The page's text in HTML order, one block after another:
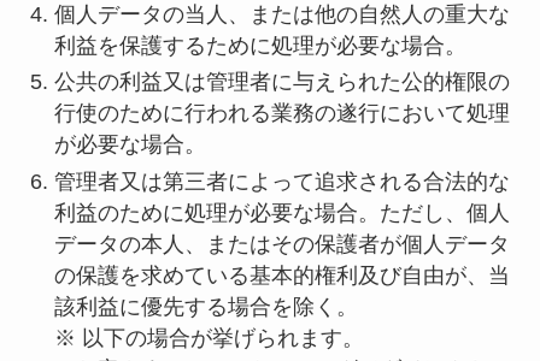
個人データの当人、または他の自然人の重大な
利益を保護するために処理が必要な場合。
公共の利益又は管理者に与えられた公的権限の
行使のために行われる業務の遂行において処理
が必要な場合。
管理者又は第三者によって追求される合法的な
利益のために処理が必要な場合。ただし、個人
データの本人、またはその保護者が個人データ
の保護を求めている基本的権利及び自由が、当
該利益に優先する場合を除く。
※ 以下の場合が挙げられます。